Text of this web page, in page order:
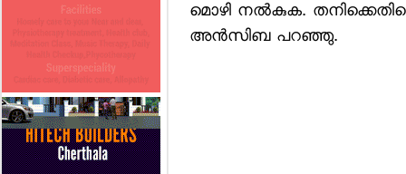
മൊഴി നല്‍കുക.
അന്‍സിബ പറഞ്ഞു.